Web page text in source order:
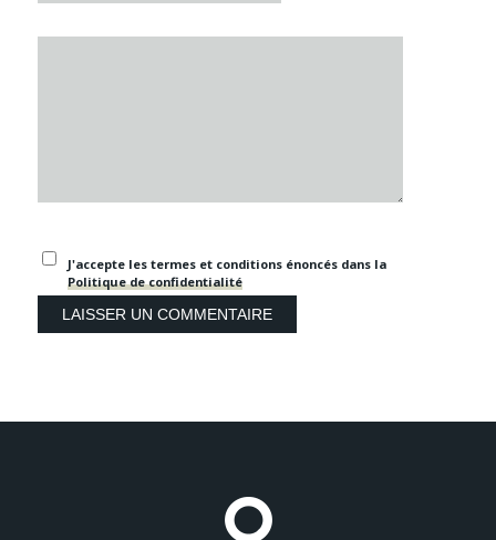
J'accepte les termes et conditions énoncés dans la
Politique de confidentialité